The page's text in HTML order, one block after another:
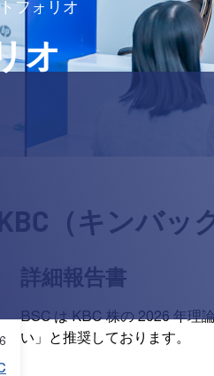
フォリオ
オ
（キンバッ
詳細報告書
BSC は KBC 株の 2026 年理
い」と推奨しております。